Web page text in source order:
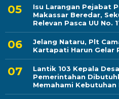
Isu Larangan Pejabat
Makassar Beredar,
Relevan Pasca UU No.
Jelang Nataru, Plt
Kartapati Harun Gelar
Lantik 103 Kepala
Pemerintahan
Memahami Kebutuhan